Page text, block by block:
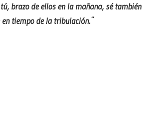
brazo de ellos en la mañana, sé también
tiempo de la tribulación.¨